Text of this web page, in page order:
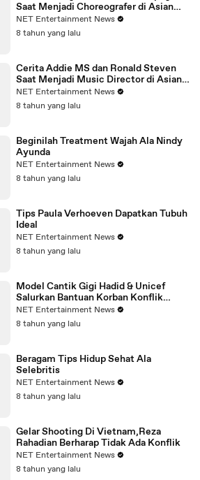
Saat Menjadi Choreografer di Asian
Games 2018
NET Entertainment News
8 tahun yang lalu
Cerita Addie MS dan Ronald Steven
Saat Menjadi Music Director di Asian
Games 2018
NET Entertainment News
8 tahun yang lalu
Beginilah Treatment Wajah Ala Nindy
Ayunda
NET Entertainment News
8 tahun yang lalu
Tips Paula Verhoeven Dapatkan Tubuh
Ideal
NET Entertainment News
8 tahun yang lalu
Model Cantik Gigi Hadid & Unicef
Salurkan Bantuan Korban Konflik
Rohingya
NET Entertainment News
8 tahun yang lalu
Beragam Tips Hidup Sehat Ala
Selebritis
NET Entertainment News
8 tahun yang lalu
Gelar Shooting Di Vietnam,Reza
Rahadian Berharap Tidak Ada Konflik
NET Entertainment News
8 tahun yang lalu